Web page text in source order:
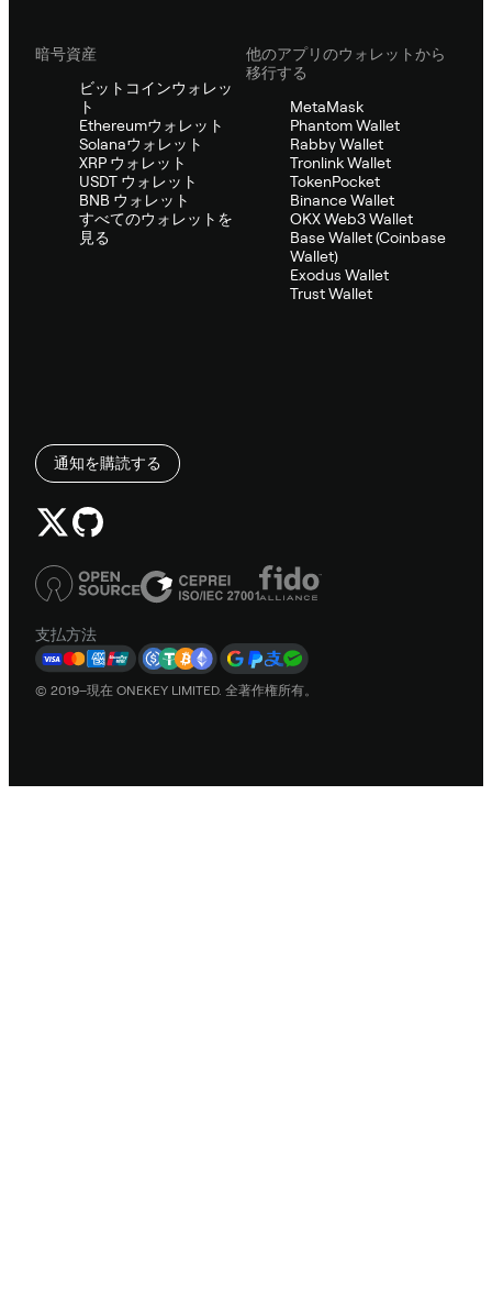
暗号資産
ビットコインウォレッ
ト
Ethereumウォレット
Solanaウォレット
XRP ウォレット
USDT ウォレット
BNB ウォレット
すべてのウォレットを
見る
他のアプリのウォレットから
移行する
MetaMask
Phantom Wallet
Rabby Wallet
Tronlink Wallet
TokenPocket
Binance Wallet
OKX Web3 Wallet
Base Wallet (Coinbase
Wallet)
Exodus Wallet
Trust Wallet
通知を購読する
支払方法
© 2019–現在 ONEKEY LIMITED. 全著作権所有。